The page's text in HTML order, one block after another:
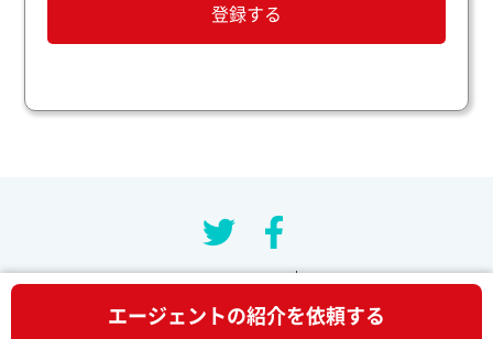
エージェントの紹介を依頼する
利用規約・個人情報保護方針 お問い合わせ
Copyright © 2019 Agent Finder. All rights reserved.